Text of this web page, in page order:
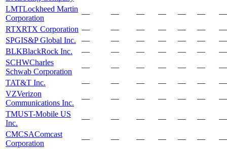
LMTLockheed Martin
Corporation
— — — — — —
—
RTXRTX Corporation — — — — — —
—
SPGIS&P Global Inc. — — — — — —
—
BLKBlackRock Inc. — — — — — —
—
SCHWCharles
Schwab Corporation
— — — — — —
—
TAT&T Inc. — — — — — —
—
VZVerizon
Communications Inc.
— — — — — —
—
TMUST-Mobile US
Inc.
— — — — — —
—
CMCSAComcast
Corporation
— — — — — — —